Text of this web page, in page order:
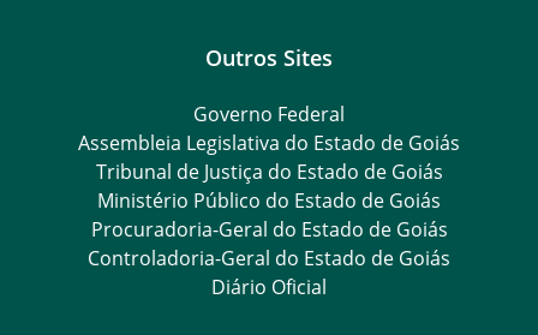
Outros Sites
Governo Federal
Assembleia Legislativa do Estado de Goiás
Tribunal de Justiça do Estado de Goiás
Ministério Público do Estado de Goiás
Procuradoria-Geral do Estado de Goiás
Controladoria-Geral do Estado de Goiás
Diário Oficial